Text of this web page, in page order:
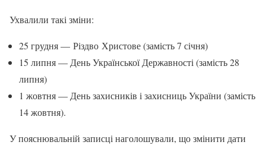
Ухвалили такі зміни:
25 грудня — Різдво Христове (замість 7 січня)
15 липня — День Української Державності (замість 28
липня)
1 жовтня — День захисників і захисниць України (замість
14 жовтня).
У пояснювальній записці наголошували, що змінити дати